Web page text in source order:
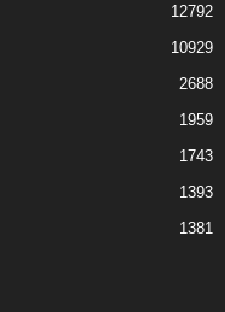
12792
10929
2688
1959
1743
1393
1381